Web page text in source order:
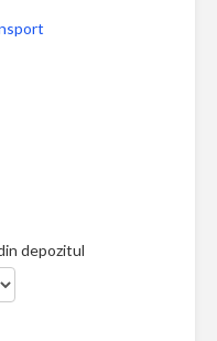
depozitul